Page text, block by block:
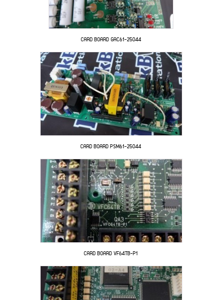
CARD BOARD GAC61-25044
CARD BOARD PSM61-25044
CARD BOARD VF64TB-P1